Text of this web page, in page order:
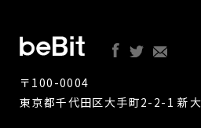
〒100-0004
東京都千代田区大手町2-2-1 新